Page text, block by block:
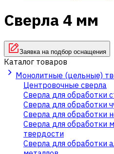
Сверла 4 мм
Заявка на подбор оснащения
Каталог товаров
Монолитные (цельные)
Центровочные сверла
Сверла для обработки
Сверла для обработки
Сверла для обработки
Сверла для обработки
твердости
Сверла для обработки